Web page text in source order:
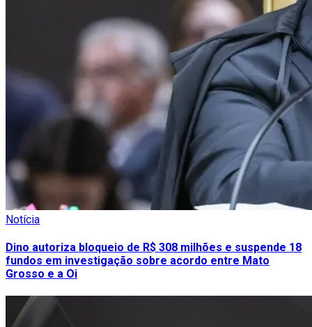
Notícia
Dino autoriza bloqueio de R$ 308 milhões e suspende 18
fundos em investigação sobre acordo entre Mato
Grosso e a Oi